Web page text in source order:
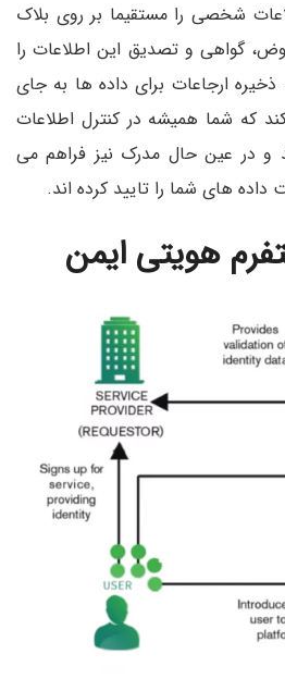
شخصی را مستقیما بر روی بلاک
گواهی و تصدیق این اطلاعات را
ارجاعات برای داده ها به جای
که شما همیشه در کنترل اطلاعات
در عین حال مدرک نیز فراهم می
های شما را تایید کرده اند.
هویتی ایمن